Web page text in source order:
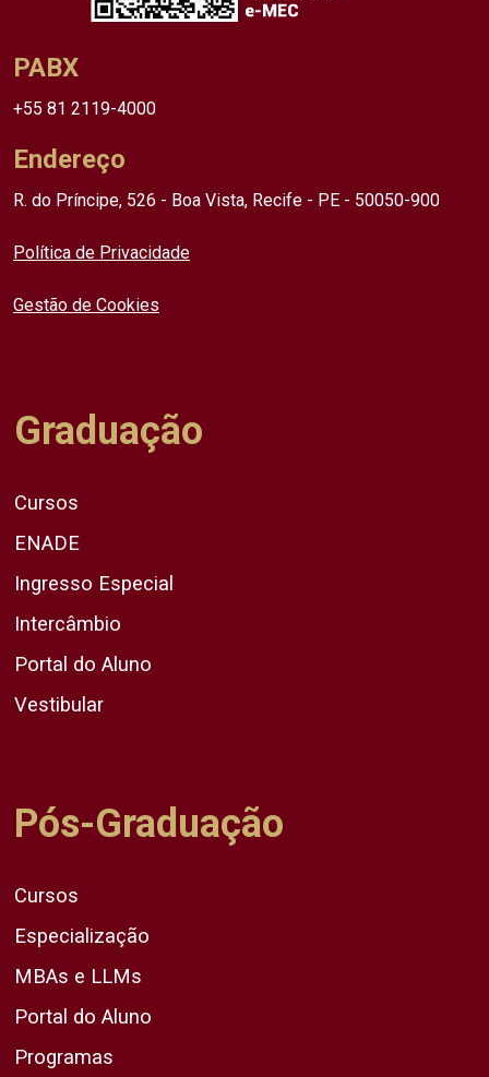
PABX
+55 81 2119-4000
Endereço
R. do Príncipe, 526 - Boa Vista, Recife - PE - 50050-900
Política de Privacidade
Gestão de Cookies
Graduação
Cursos
ENADE
Ingresso Especial
Intercâmbio
Portal do Aluno
Vestibular
Pós-Graduação
Cursos
Especialização
MBAs e LLMs
Portal do Aluno
Programas